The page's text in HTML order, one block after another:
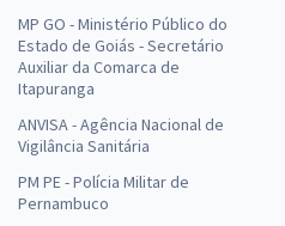
MP GO - Ministério Público do
Estado de Goiás - Secretário
Auxiliar da Comarca de
Itapuranga
ANVISA - Agência Nacional de
Vigilância Sanitária
PM PE - Polícia Militar de
Pernambuco